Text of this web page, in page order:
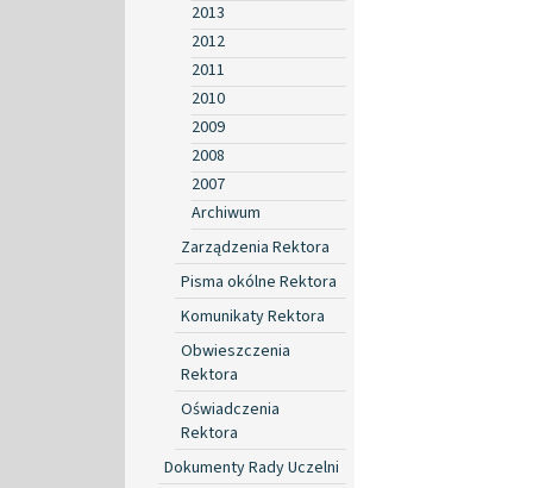
2013
2012
2011
2010
2009
2008
2007
Archiwum
Zarządzenia Rektora
Pisma okólne Rektora
Komunikaty Rektora
Obwieszczenia
Rektora
Oświadczenia
Rektora
Dokumenty Rady Uczelni